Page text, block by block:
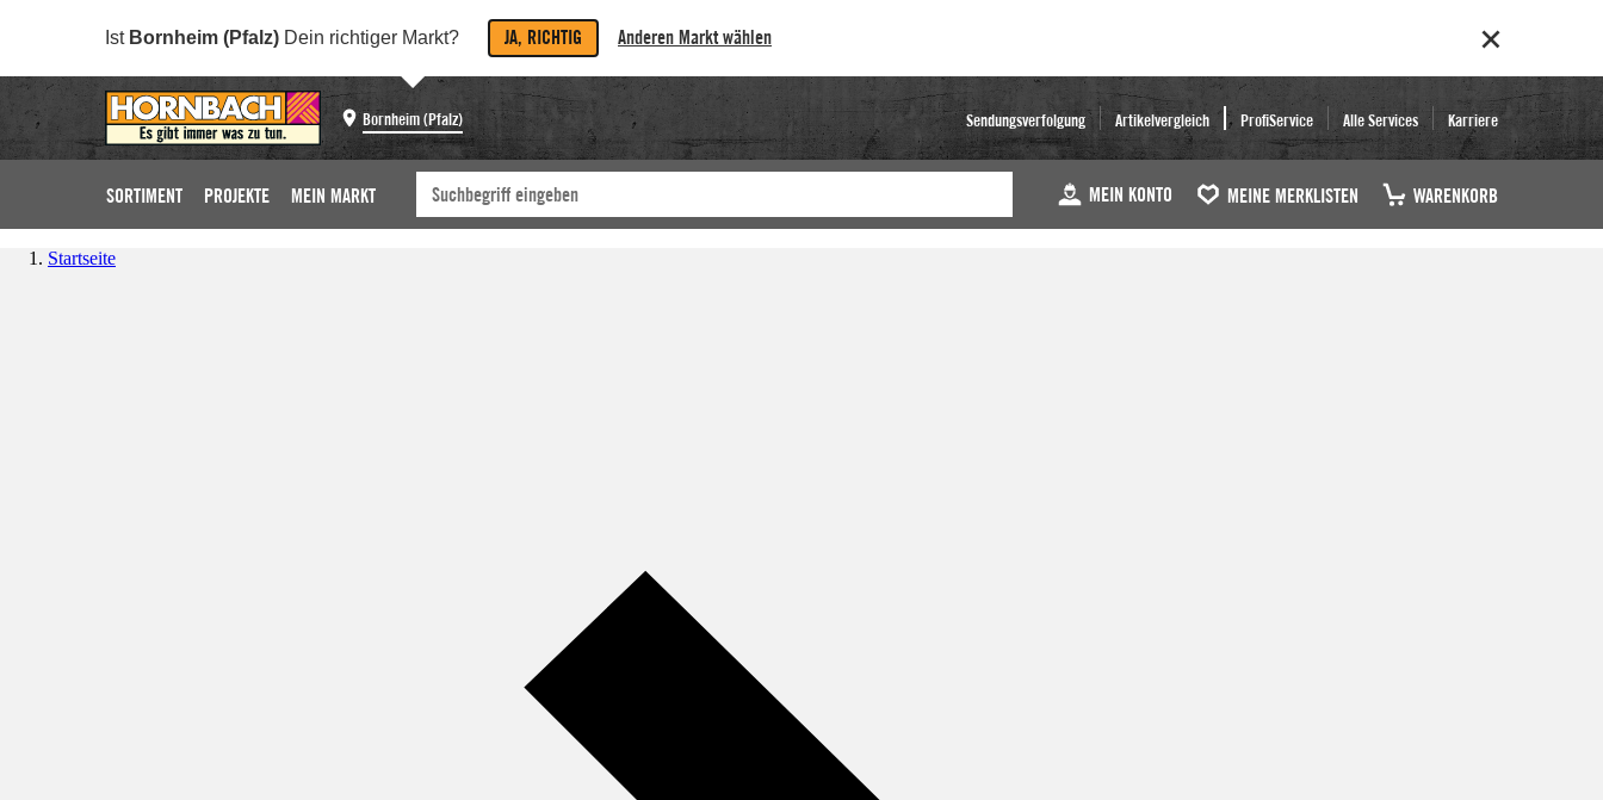
Ist Bornheim (Pfalz) Dein richtiger Markt? JA, RICHTIG Anderen Markt wählen
Bornheim (Pfalz) Sendungsverfolgung Artikelvergleich ProfiService Alle Services Karriere
SORTIMENT PROJEKTE MEIN MARKT MEIN KONTO MEINE MERKLISTEN WARENKORB
Startseite